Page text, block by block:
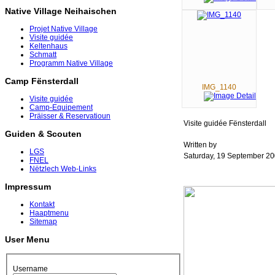
Native Village Neihaischen
Projet Native Village
Visite guidée
Keltenhaus
Schmatt
Programm Native Village
Camp Fënsterdall
Visite guidée
Camp-Equipement
Präisser & Reservatioun
Guiden & Scouten
LGS
FNEL
Nëtzlech Web-Links
Impressum
Kontakt
Haaptmenu
Sitemap
User Menu
Username
IMG_1140
Visite guidée Fënsterdall
Written by
Saturday, 19 September